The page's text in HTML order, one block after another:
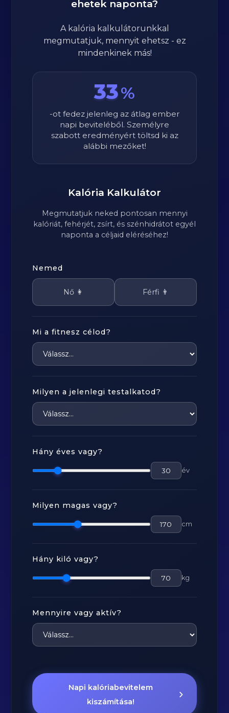
ehetek naponta?
A kalória kalkulátorunkkal
megmutatjuk, mennyit ehetsz - ez
mindenkinek más!
33%
-ot fedez jelenleg az átlag ember
napi beviteléből. Személyre
szabott eredményért töltsd ki az
alábbi mezőket!
Kalória Kalkulátor
Megmutatjuk neked pontosan mennyi
kalóriát, fehérjét, zsírt, és szénhidrátot egyél
naponta a céljaid eléréséhez!
Nemed
Nő 👩 Férfi 👨
Mi a fitnesz célod?
Milyen a jelenlegi testalkatod?
Hány éves vagy?
év
Milyen magas vagy?
cm
Hány kiló vagy?
kg
Mennyire vagy aktív?
Napi kalóriabevitelem
kiszámítása!